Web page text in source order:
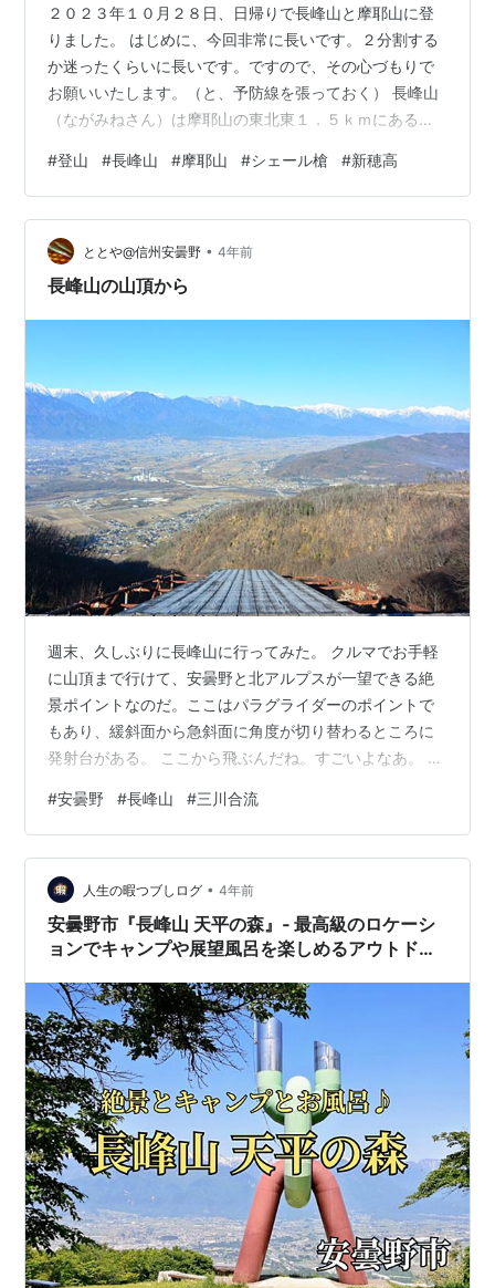
２０２３年１０月２８日、日帰りで長峰山と摩耶山に登
りました。 はじめに、今回非常に長いです。２分割する
か迷ったくらいに長いです。ですので、その心づもりで
お願いいたします。（と、予防線を張っておく） 長峰山
（ながみねさん）は摩耶山の東北東１．５ｋｍにある山
自分が山登りを始めた頃から通行不可になってました
が、どうやら麓の登山口付近が私有地となったため、こ
の尾根上の登山道全てが通行止めとなっていたようで
す。しかし、私有地を通らないルートがあり、登山アプ
リでも通行可能となっていたので、気温が低くなったこ
#登山 #長峰山 #摩耶山 #シェール槍 #新穂高
ととや@信州安曇野 • 4年前
長峰山の山頂から
週末、久しぶりに長峰山に行ってみた。 クルマでお手軽
に山頂まで行けて、安曇野と北アルプスが一望できる絶
景ポイントなのだ。ここはパラグライダーのポイントで
もあり、緩斜面から急斜面に角度が切り替わるところに
発射台がある。 ここから飛ぶんだね。すごいよなあ。 こ
てはパラグライダーの人がたくさんいて、飛び回ってい
ることもあった。この日はパラグライダーの人はいなか
った。パラグライダーにもシーズンがあるのだろうか？
いや、待てよ。以前は休日に長峰山方面を見上げると、
ふわふわ飛んでいるパラグライダーがいたものだが、最
近はあまり見かけないような気がするなあ。 …
#安曇野 #長峰山 #三川合流
人生の暇つブしログ • 4年前
安曇野市『長峰山 天平の森』‐ 最高級のロケーシ
ョンでキャンプや展望風呂を楽しめるアウトドア